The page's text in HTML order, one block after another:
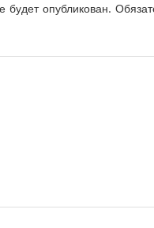
опубликован.